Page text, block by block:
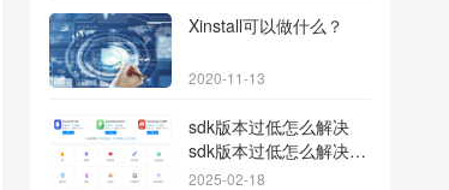
Xinstall可以做什么？
2020-11-13
sdk版本过低怎么解决
sdk版本过低怎么解决华
为
2025-02-18